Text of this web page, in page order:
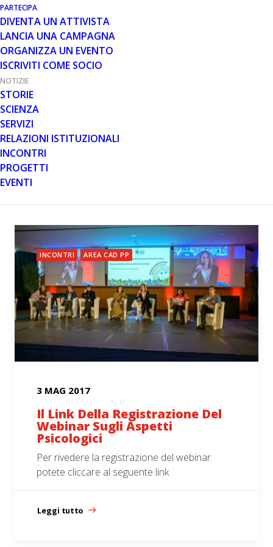
PARTECIPA
DIVENTA UN ATTIVISTA
LANCIA UNA CAMPAGNA
ORGANIZZA UN EVENTO
ISCRIVITI COME SOCIO
NOTIZIE
STORIE
SCIENZA
SERVIZI
RELAZIONI ISTITUZIONALI
INCONTRI
PROGETTI
EVENTI
NOTIZIE
INCONTRI AREA CAD PP
3 MAG 2017
Il Link Della Registrazione Del
Webinar Sugli Aspetti
Psicologici
Per rivedere la registrazione del webinar
potete cliccare al seguente link
Leggi tutto